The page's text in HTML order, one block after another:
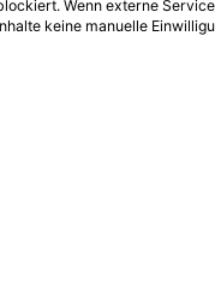
Wenn externe
keine manuelle